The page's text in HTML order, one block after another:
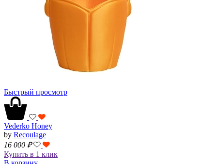
Быстрый просмотр
Vederko Honey
by Recoulage
16 000 ₽
Купить в 1 клик